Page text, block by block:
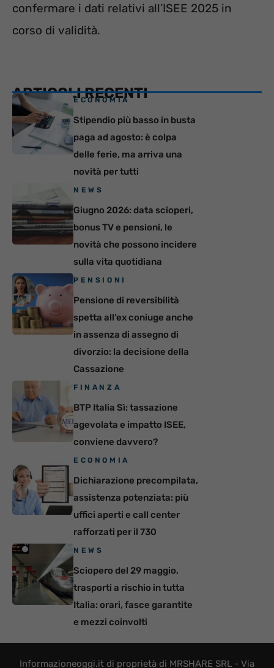
confermare i dati relativi all’ISEE 2025 in
corso di validità.
ARTICOLI RECENTI
ECONOMIA
Stipendio più basso in busta
paga ad agosto: è colpa
delle ferie, ma arriva una
novità per tutti
NEWS
Giugno 2026: data scioperi,
bonus TV e pensioni, le
novità che possono incidere
sulla vita quotidiana
PENSIONI
Pensione di reversibilità
spetta all’ex coniuge anche
in assenza di assegno di
divorzio: la decisione della
Cassazione
FINANZA
BTP Italia Sì: tassazione
agevolata e impatto ISEE,
conviene davvero?
ECONOMIA
Dichiarazione precompilata,
assistenza potenziata: più
uffici aperti e call center
rafforzati per il 730
NEWS
Sciopero del 29 maggio,
trasporti a rischio in tutta
Italia: orari, fasce garantite
e mezzi coinvolti
Informazioneoggi.it di proprietà di MRSHARE SRL - Via